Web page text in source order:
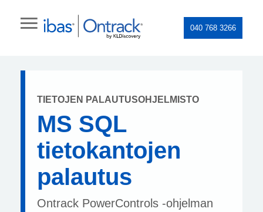
040 768 3266
TIETOJEN PALAUTUSOHJELMISTO
MS SQL
tietokantojen
palautus
Ontrack PowerControls -ohjelman